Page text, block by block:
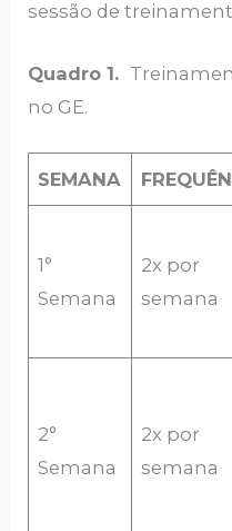
sessão de
Quadro 1.
no GE.
SEMANA
1°
Semana
2x por
semana
2°
Semana
2x por
semana